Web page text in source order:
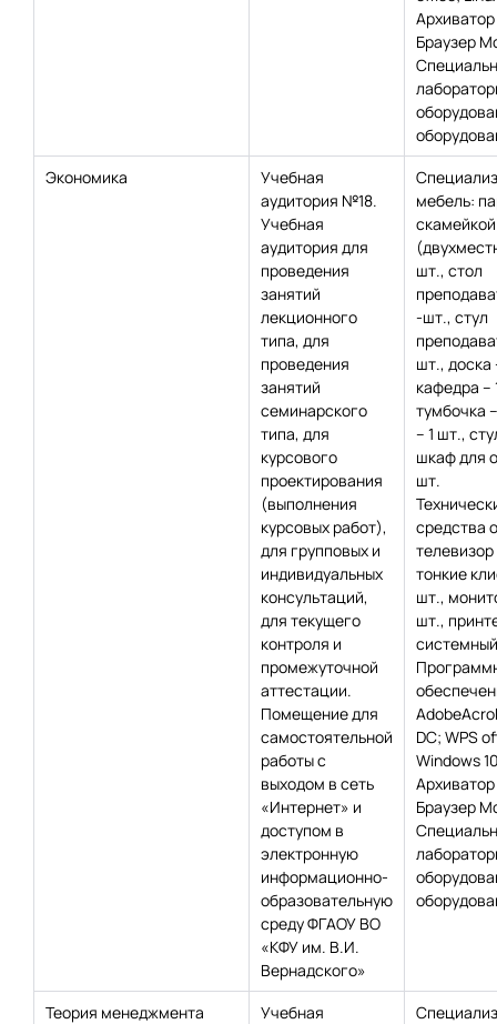
Браузер
Экономика
Учебная
аудитория №18.
Учебная
аудитория для
проведения
занятий
лекционного
типа, для
проведения
занятий
семинарского
типа, для
курсового
проектирования
(выполнения
курсовых работ),
для групповых и
индивидуальных
консультаций,
для текущего
контроля и
промежуточной
аттестации.
Помещение для
самостоятельной
работы с
выходом в сеть
«Интернет» и
доступом в
электронную
информационно-
образовательную
среду ФГАОУ ВО
«КФУ им. В.И.
Вернадского»
мебель:
скамейкой
шт., стол
-шт., стул
шт., доска
кафедра –
тумбочка
– 1 шт.,
шкаф для
шт.
средства
телевизор
тонкие
шт.,
шт.,
DC; WPS
Windows
Браузер
Теория менеджмента
Учебная